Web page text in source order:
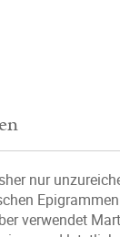
nur
verwendet